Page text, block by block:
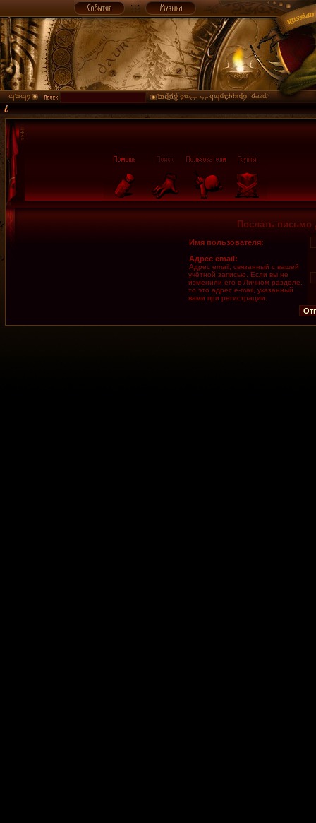
Послать письмо
Имя пользователя:
Адрес email:
Адрес email, связанный с вашей
учётной записью. Если вы не
изменили его в Личном разделе,
то это адрес e-mail, указанный
вами при регистрации.